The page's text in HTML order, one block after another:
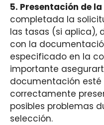
5. Presentación de
completada la
las tasas (si aplica),
con la
especificado en la
importante
documentación
correctamente
posibles problemas
selección.